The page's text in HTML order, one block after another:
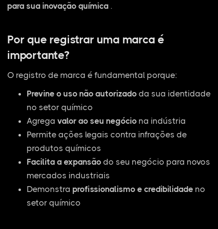
para sua inovação química .
Por que registrar uma marca é
importante?
O registro de marca é fundamental porque:
Previne o uso não autorizado da sua identidade
no setor químico
Agrega valor ao seu negócio na indústria
Permite ações legais contra infrações de
produtos químicos
Facilita a expansão do seu negócio para novos
mercados industriais
Demonstra profissionalismo e credibilidade no
setor químico